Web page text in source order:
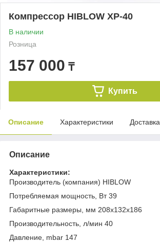
Компрессор HIBLOW XP-40
В наличии
Розница
157 000 ₸
Купить
Описание Характеристики Доставка
Описание
Характеристики:
Производитель (компания) HIBLOW
Потребляемая мощность, Вт 39
Габаритные размеры, мм 208х132х186
Производительность, л/мин 40
Давление, mbar 147